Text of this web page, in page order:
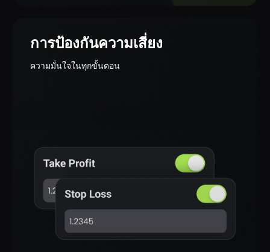
การป้องกันความเสี่ยง
ความมั่นใจในทุกขั้นตอน